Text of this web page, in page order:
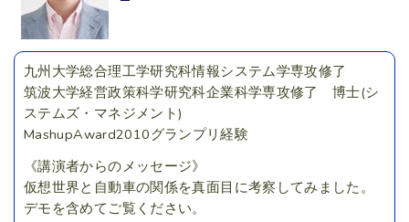
九州大学総合理工学研究科情報システム学専攻修了
筑波大学経営政策科学研究科企業科学専攻修了 博士(シ
ステムズ・マネジメント)
MashupAward2010グランプリ経験
《講演者からのメッセージ》
仮想世界と自動車の関係を真面目に考察してみました。
デモを含めてご覧ください。